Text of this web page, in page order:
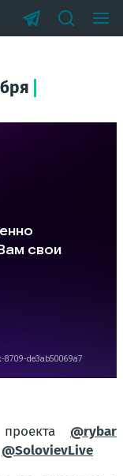
@rybar
@SolovievLive